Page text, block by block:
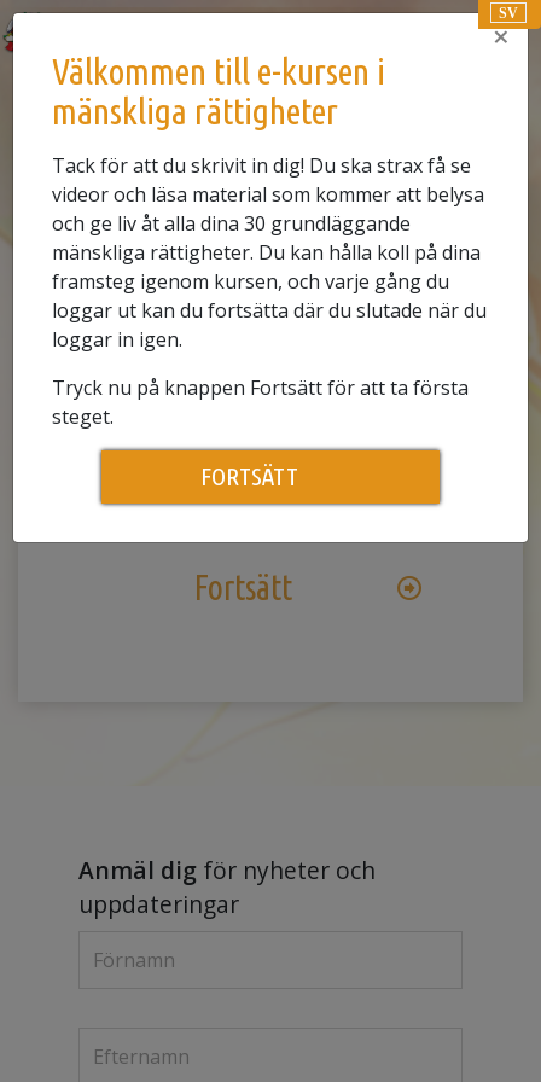
SV
E-KURS
×
Välkommen till e-kursen i
mänskliga rättigheter
Tack för att du skrivit in dig! Du ska strax få se
videor och läsa material som kommer att belysa
och ge liv åt alla dina 30 grundläggande
mänskliga rättigheter. Du kan hålla koll på dina
framsteg igenom kursen, och varje gång du
loggar ut kan du fortsätta där du slutade när du
loggar in igen.
Tryck nu på knappen Fortsätt för att ta första
steget.
FORTSÄTT
0.1TITTA PÅ VIDEON
Berättelsen om mänskliga rättigheter
Play
Video
Fortsätt
Anmäl digför nyheter och
uppdateringar